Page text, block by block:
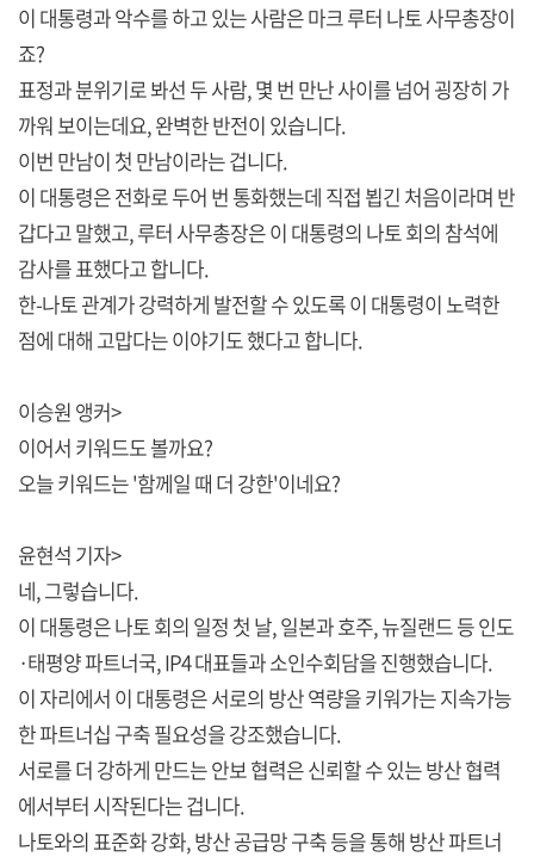
이 대통령과 악수를 하고 있는 사람은 마크 루터 나토 사무총장이
죠?
표정과 분위기로 봐선 두 사람, 몇 번 만난 사이를 넘어 굉장히 가
까워 보이는데요, 완벽한 반전이 있습니다.
이번 만남이 첫 만남이라는 겁니다.
이 대통령은 전화로 두어 번 통화했는데 직접 뵙긴 처음이라며 반
갑다고 말했고, 루터 사무총장은 이 대통령의 나토 회의 참석에
감사를 표했다고 합니다.
한-나토 관계가 강력하게 발전할 수 있도록 이 대통령이 노력한
점에 대해 고맙다는 이야기도 했다고 합니다.
이승원 앵커>
이어서 키워드도 볼까요?
오늘 키워드는 '함께일 때 더 강한'이네요?
윤현석 기자>
네, 그렇습니다.
이 대통령은 나토 회의 일정 첫 날, 일본과 호주, 뉴질랜드 등 인도
·태평양 파트너국, IP4 대표들과 소인수회담을 진행했습니다.
이 자리에서 이 대통령은 서로의 방산 역량을 키워가는 지속가능
한 파트너십 구축 필요성을 강조했습니다.
서로를 더 강하게 만드는 안보 협력은 신뢰할 수 있는 방산 협력
에서부터 시작된다는 겁니다.
나토와의 표준화 강화, 방산 공급망 구축 등을 통해 방산 파트너